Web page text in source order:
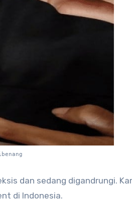
dan sedang digandrungi.
di Indonesia.